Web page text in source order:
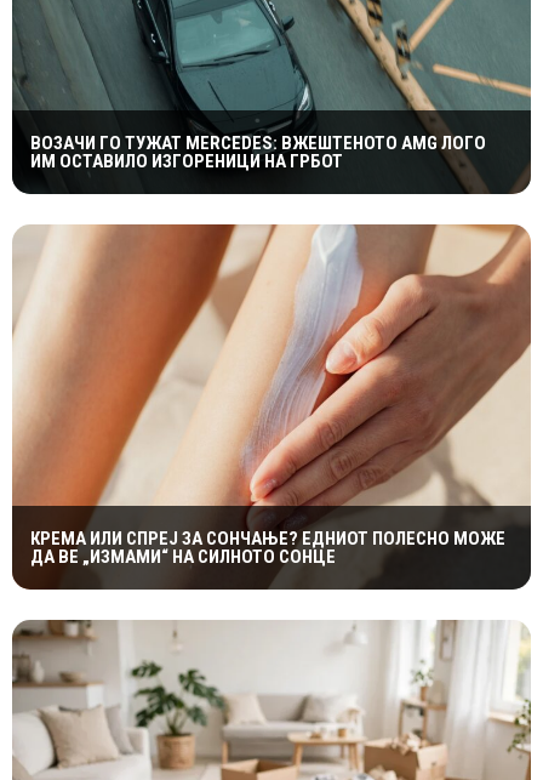
ВОЗАЧИ ГО ТУЖАТ MERCEDES: ВЖЕШТЕНОТО AMG ЛОГО
ИМ ОСТАВИЛО ИЗГОРЕНИЦИ НА ГРБОТ
КРЕМА ИЛИ СПРЕЈ ЗА СОНЧАЊЕ? ЕДНИОТ ПОЛЕСНО МОЖЕ
ДА ВЕ „ИЗМАМИ“ НА СИЛНОТО СОНЦЕ